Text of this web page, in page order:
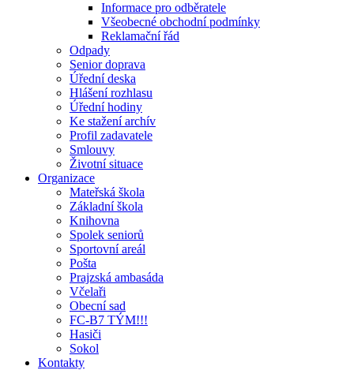
Informace pro odběratele
Všeobecné obchodní podmínky
Reklamační řád
Odpady
Senior doprava
Úřední deska
Hlášení rozhlasu
Úřední hodiny
Ke stažení archív
Profil zadavatele
Smlouvy
Životní situace
Organizace
Mateřská škola
Základní škola
Knihovna
Spolek seniorů
Sportovní areál
Pošta
Prajzská ambasáda
Včelaři
Obecní sad
FC-B7 TÝM!!!
Hasiči
Sokol
Kontakty